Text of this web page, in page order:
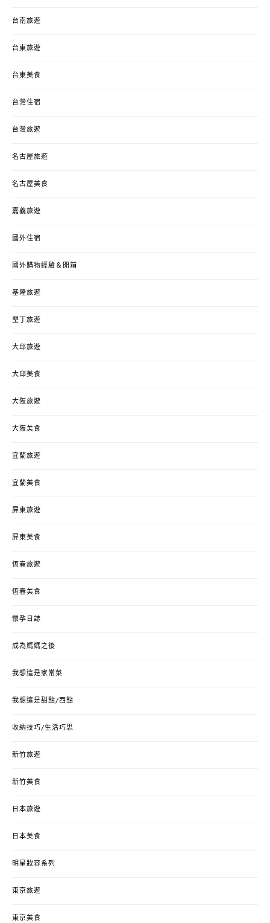
台南旅遊
台東旅遊
台東美食
台灣住宿
台灣旅遊
名古屋旅遊
名古屋美食
嘉義旅遊
國外住宿
國外購物經驗＆開箱
基隆旅遊
墾丁旅遊
大邱旅遊
大邱美食
大阪旅遊
大阪美食
宜蘭旅遊
宜蘭美食
屏東旅遊
屏東美食
恆春旅遊
恆春美食
懷孕日誌
成為媽媽之後
我想這是家常菜
我想這是甜點/西點
收納技巧/生活巧思
新竹旅遊
新竹美食
日本旅遊
日本美食
明星妝容系列
東京旅遊
東京美食